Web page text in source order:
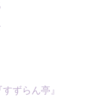
ずらん亭』